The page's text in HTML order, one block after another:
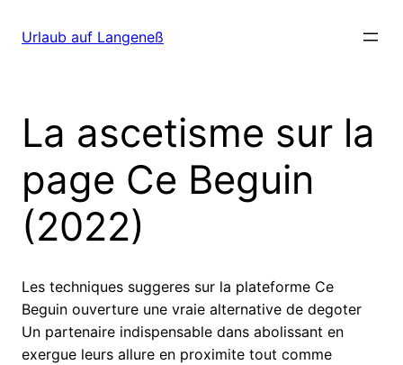
zumUrlaub auf Langeneß
La ascetisme sur la
page Ce Beguin
(2022)
Les techniques suggeres sur la plateforme Ce
Beguin ouverture une vraie alternative de degoter
Un partenaire indispensable dans abolissant en
exergue leurs allure en proximite tout comme